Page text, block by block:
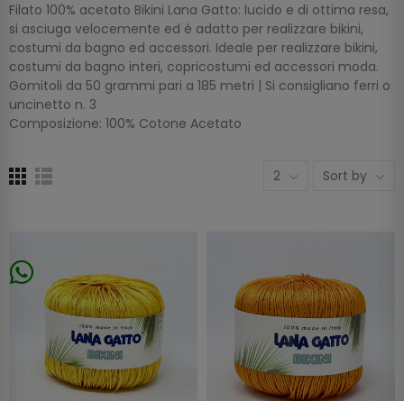
Filato 100% acetato Bikini Lana Gatto: lucido e di ottima resa,
si asciuga velocemente ed è adatto per realizzare bikini,
costumi da bagno ed accessori. Ideale per realizzare bikini,
costumi da bagno interi, copricostumi ed accessori moda.
Gomitoli da 50 grammi pari a 185 metri | Si consigliano ferri o
uncinetto n. 3
Composizione: 100% Cotone Acetato
2 Sort by